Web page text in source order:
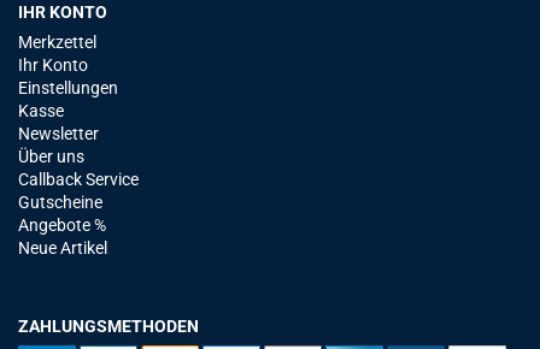
IHR KONTO
Merkzettel
Ihr Konto
Einstellungen
Kasse
Newsletter
Über uns
Callback Service
Gutscheine
Angebote %
Neue Artikel
ZAHLUNGSMETHODEN